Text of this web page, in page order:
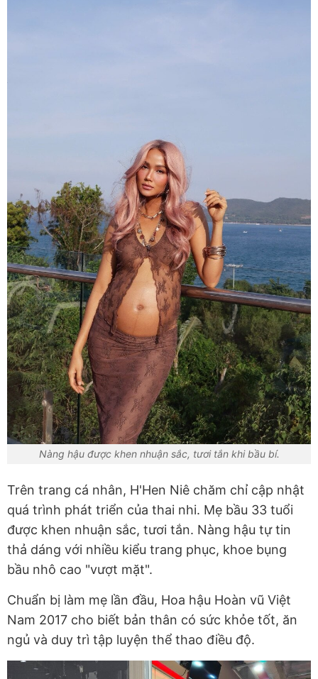
Nàng hậu được khen nhuận sắc, tươi tắn khi bầu bí.
Trên trang cá nhân, H'Hen Niê chăm chỉ cập nhật
quá trình phát triển của thai nhi. Mẹ bầu 33 tuổi
được khen nhuận sắc, tươi tắn. Nàng hậu tự tin
thả dáng với nhiều kiểu trang phục, khoe bụng
bầu nhô cao "vượt mặt".
Chuẩn bị làm mẹ lần đầu, Hoa hậu Hoàn vũ Việt
Nam 2017 cho biết bản thân có sức khỏe tốt, ăn
ngủ và duy trì tập luyện thể thao điều độ.